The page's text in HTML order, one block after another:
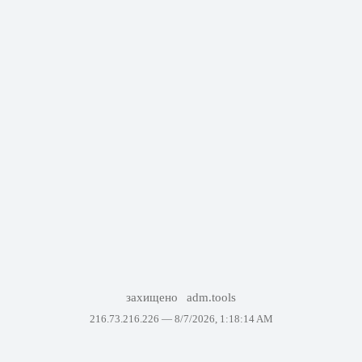
захищено adm.tools
216.73.216.226 — 8/7/2026, 1:18:14 AM